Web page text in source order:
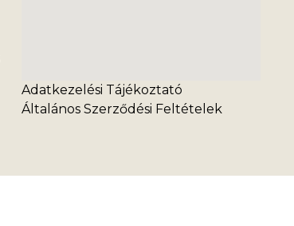
Adatkezelési Tájékoztató
Általános Szerződési Feltételek